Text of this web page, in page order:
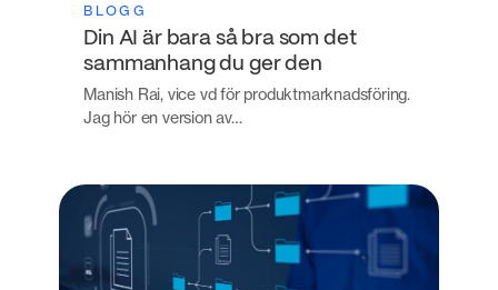
BLOGG
Din AI är bara så bra som det
sammanhang du ger den
Manish Rai, vice vd för produktmarknadsföring.
Jag hör en version av…